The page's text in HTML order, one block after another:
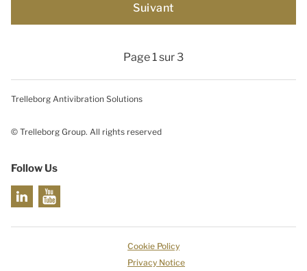
Page 1 sur 3
Trelleborg Antivibration Solutions
© Trelleborg Group. All rights reserved
Follow Us
Cookie Policy
Privacy Notice